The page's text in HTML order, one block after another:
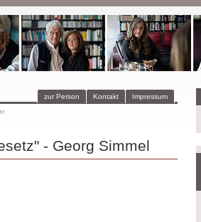
Impressum
Kontakt
zur Person
- Georg Simmel